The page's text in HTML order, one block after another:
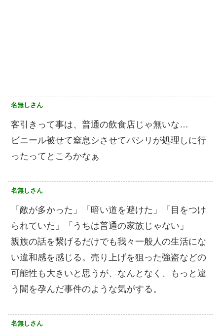
名無しさん
客引きって事は、普通の飲食店じゃ無いな…
ビニール被せて窒息シさせてパシリが処理しに行
ったってところかなぁ
名無しさん
「敵が多かった」「暗い道を避けた」「目をつけ
られていた」「うちは普通の家族じゃない」
親族の話を繋げるだけでも我々一般人の生活にな
い違和感を感じる。売り上げを狙った強盗などの
可能性も大きいと思うが、なんとなく、もっと違
う闇を孕んだ事件のような気がする。
名無しさん